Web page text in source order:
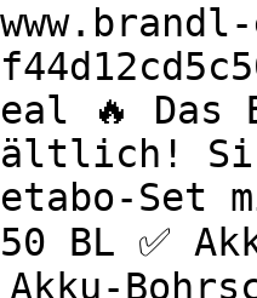
🔥 Das
Set
BL ✅
Akku-